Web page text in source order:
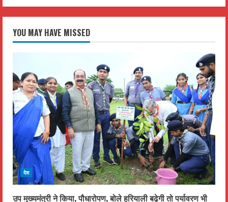
YOU MAY HAVE MISSED
देश
उप मुख्यमंत्री ने किया, पौधारोपण, बोले हरियाली बढ़ेगी तो पर्यावरण भी